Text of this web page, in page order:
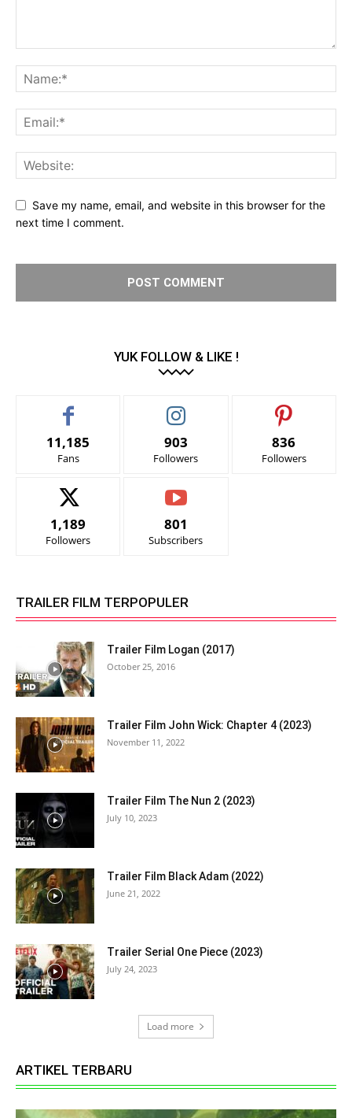
Save my name, email, and website in this browser for the
next time I comment.
YUK FOLLOW & LIKE !
11,185
Fans
903
Followers
836
Followers
1,189
Followers
801
Subscribers
TRAILER FILM TERPOPULER
Trailer Film Logan (2017)
October 25, 2016
Trailer Film John Wick: Chapter 4 (2023)
November 11, 2022
Trailer Film The Nun 2 (2023)
July 10, 2023
Trailer Film Black Adam (2022)
June 21, 2022
Trailer Serial One Piece (2023)
July 24, 2023
Load more
ARTIKEL TERBARU